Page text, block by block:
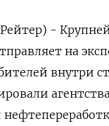
-
на
внутри